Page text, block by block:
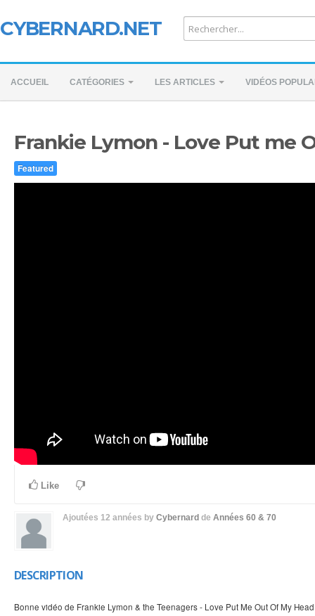
CYBERNARD.NET
ACCUEIL CATÉGORIES LES ARTICLES VIDÉOS
Frankie Lymon - Love Put me
Featured
Like
Ajoutées 12 années by Cybernard de Années 60 & 70
DESCRIPTION
Bonne vidéo de Frankie Lymon & the Teenagers - Love Put Me Out Of My